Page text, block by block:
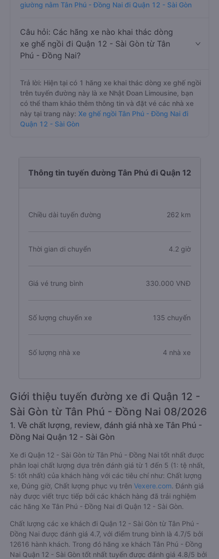
giường nằm Tân Phú - Đồng Nai đi Quận 12 - Sài Gòn
Câu hỏi: Các hãng xe nào khai thác dòng
xe ghế ngồi đi Quận 12 - Sài Gòn từ Tân
Phú - Đồng Nai?
Trả lời: Hiện tại có 1 hãng xe khai thác dòng xe ghế ngồi
trên tuyến đường này là xe Nhật Đoan Limousine, bạn
có thể tham khảo thêm thông tin và đặt vé các nhà xe
này tại trang này: Xe ghế ngồi Tân Phú - Đồng Nai đi
Quận 12 - Sài Gòn
Thông tin tuyến đường Tân Phú đi Quận 12
Chiều dài tuyến đường 262 km
Thời gian di chuyển 4.2 giờ
Giá vé trung bình 330.000 VNĐ
Số lượng chuyến xe 135 chuyến
Số lượng nhà xe 4 nhà xe
Giới thiệu tuyến đường xe đi Quận 12 -
Sài Gòn từ Tân Phú - Đồng Nai 08/2026
1. Về chất lượng, review, đánh giá nhà xe Tân Phú -
Đồng Nai Quận 12 - Sài Gòn
Xe đi Quận 12 - Sài Gòn từ Tân Phú - Đồng Nai tốt nhất được
phân loại chất lượng dựa trên đánh giá từ 1 đến 5 (1: tệ nhất,
5: tốt nhất) của khách hàng với các tiêu chí như: Chất lượng
xe, Đúng giờ, Chất lượng phục vụ trên Vexere.com. Đánh giá
này được viết trực tiếp bởi các khách hàng đã trải nghiệm
các hãng Xe Tân Phú - Đồng Nai đi Quận 12 - Sài Gòn.
Chất lượng các xe khách đi Quận 12 - Sài Gòn từ Tân Phú -
Đồng Nai được đánh giá 4.7, với điểm trung bình là 4.7/5 bởi
12616 hành khách. Trong đó hãng xe khách Tân Phú - Đồng
Nai Quận 12 - Sài Gòn tốt nhất tuyến được đánh giá 4.8/5 bởi